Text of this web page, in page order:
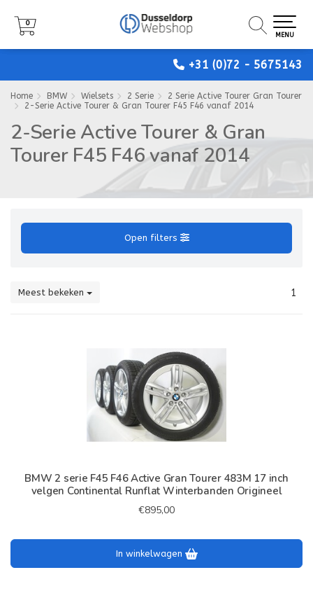
+31 (0)72 - 5675143
0
MENU
0
MENU
0
MENU
Home BMW Wielsets 2 Serie
2 Serie Active Tourer Gran Tourer
2-Serie Active Tourer & Gran Tourer F45 F46 vanaf 2014
2-Serie Active Tourer & Gran
Tourer F45 F46 vanaf 2014
Open filters
Meest bekeken 1
BMW 2 serie F45 F46 Active Gran Tourer 483M 17 inch
velgen Continental Runflat Winterbanden Origineel
€895,00
In winkelwagen